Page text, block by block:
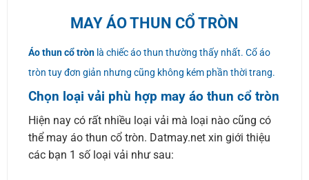
MAY ÁO THUN CỔ TRÒN
Áo thun cổ trònlà chiếc áo thun thường thấy nhất. Cổ áo
tròn tuy đơn giản nhưng cũng không kém phần thời trang.
Chọn loại vải phù hợp may áo thun cổ tròn
Hiện nay có rất nhiều loại vải mà loại nào cũng có
thể may áo thun cổ tròn. Datmay.net xin giới thiệu
các bạn 1 số loại vải như sau: